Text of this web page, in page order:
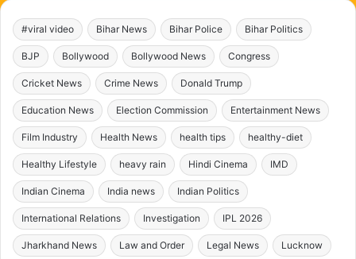
#viral video Bihar News Bihar Police Bihar Politics
BJP Bollywood Bollywood News Congress
Cricket News Crime News Donald Trump
Education News Election Commission Entertainment News
Film Industry Health News health tips healthy-diet
Healthy Lifestyle heavy rain Hindi Cinema IMD
Indian Cinema India news Indian Politics
International Relations Investigation IPL 2026
Jharkhand News Law and Order Legal News Lucknow